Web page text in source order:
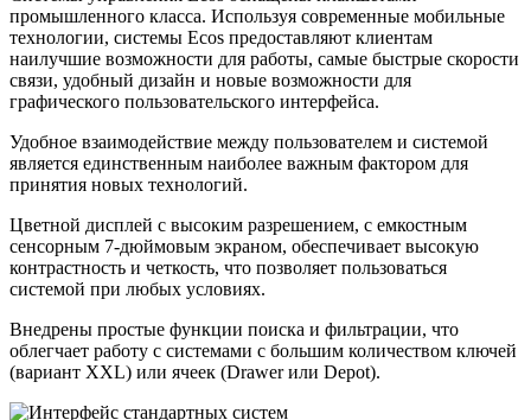
промышленного класса. Используя современные мобильные
технологии, системы Ecos предоставляют клиентам
наилучшие возможности для работы, самые быстрые скорости
связи, удобный дизайн и новые возможности для
графического пользовательского интерфейса.
Удобное взаимодействие между пользователем и системой
является единственным наиболее важным фактором для
принятия новых технологий.
Цветной дисплей с высоким разрешением, с емкостным
сенсорным 7-дюймовым экраном, обеспечивает высокую
контрастность и четкость, что позволяет пользоваться
системой при любых условиях.
Внедрены простые функции поиска и фильтрации, что
облегчает работу с системами с большим количеством ключей
(вариант XXL) или ячеек (Drawer или Depot).